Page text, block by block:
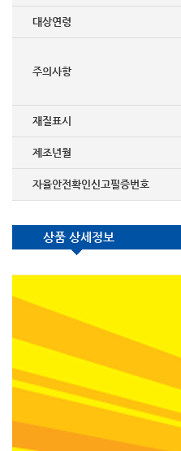
대상연령
주의사항
재질표시
제조년월
자율안전확인신고필증번호
상품 상세정보